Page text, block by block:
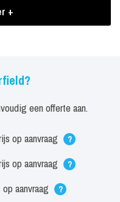
en een high-five. Ook
de foto om er echt een
+
een offerte aan.
op aanvraag ?
op aanvraag ?
aanvraag ?